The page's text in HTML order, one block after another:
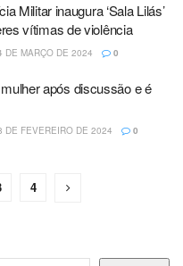
Militar inaugura ‘Sala Lilás’
vítimas de violência
DE MARÇO DE 2024 0
após discussão e é
DE FEVEREIRO DE 2024 0
4